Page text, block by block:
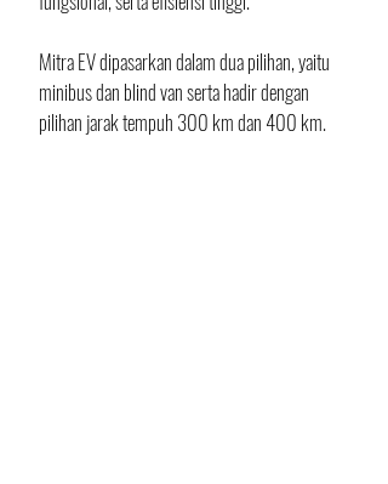
Mitra EV dipasarkan dalam dua pilihan, yaitu
minibus dan blind van serta hadir dengan
pilihan jarak tempuh 300 km dan 400 km.